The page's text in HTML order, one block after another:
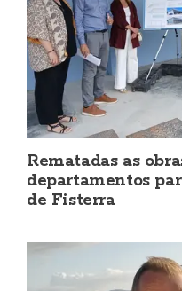
Rematadas as
departamentos
de Fisterra